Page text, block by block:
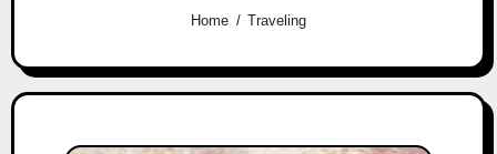
Home Traveling